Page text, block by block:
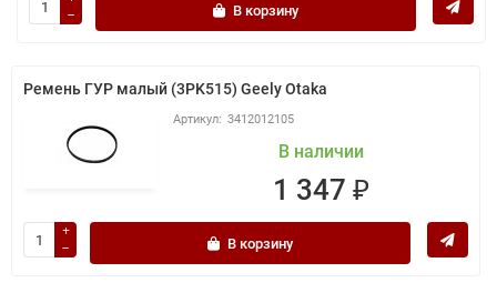
В корзину
Ремень ГУР малый (3PK515) Geely Otaka
3412012105
В наличии
1 347 ₽
В корзину